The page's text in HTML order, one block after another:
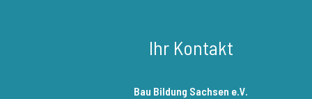
Ihr Kontakt
Bau Bildung Sachsen e.V.